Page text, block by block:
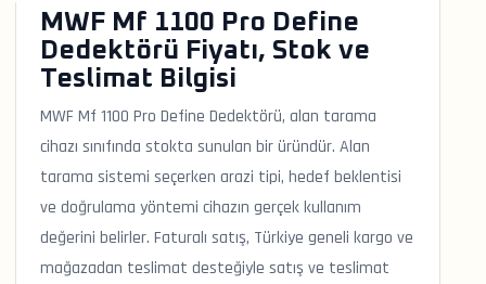
MWF Mf 1100 Pro Define
Dedektörü Fiyatı, Stok ve
Teslimat Bilgisi
MWF Mf 1100 Pro Define Dedektörü, alan tarama
cihazı sınıfında stokta sunulan bir üründür. Alan
tarama sistemi seçerken arazi tipi, hedef beklentisi
ve doğrulama yöntemi cihazın gerçek kullanım
değerini belirler. Faturalı satış, Türkiye geneli kargo ve
mağazadan teslimat desteğiyle satış ve teslimat